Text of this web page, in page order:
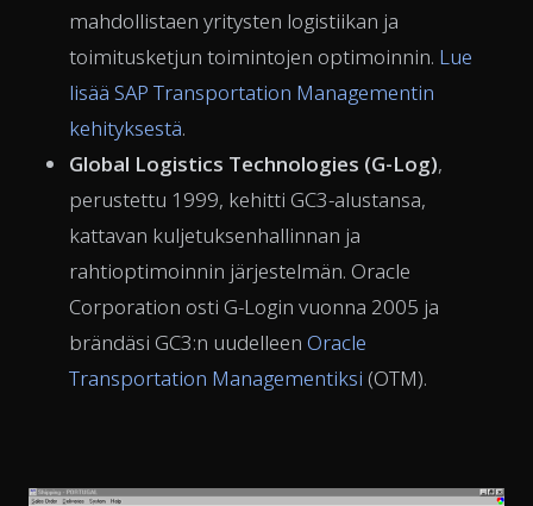
mahdollistaen yritysten logistiikan ja
toimitusketjun toimintojen optimoinnin. Lue
lisää SAP Transportation Managementin
kehityksestä.
Global Logistics Technologies (G-Log),
perustettu 1999, kehitti GC3-alustansa,
kattavan kuljetuksenhallinnan ja
rahtioptimoinnin järjestelmän. Oracle
Corporation osti G-Login vuonna 2005 ja
brändäsi GC3:n uudelleen Oracle
Transportation Managementiksi (OTM).